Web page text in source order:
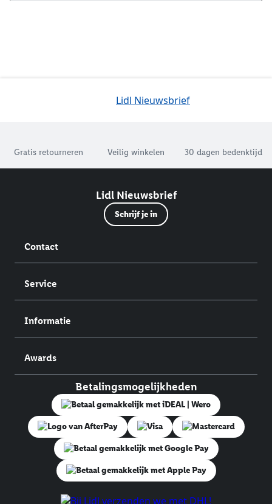
Lidl Nieuwsbrief
Gratis retourneren Veilig winkelen 30 dagen bedenktijd
Lidl Nieuwsbrief
Schrijf je in
Contact
Service
Informatie
Awards
Betalingsmogelijkheden